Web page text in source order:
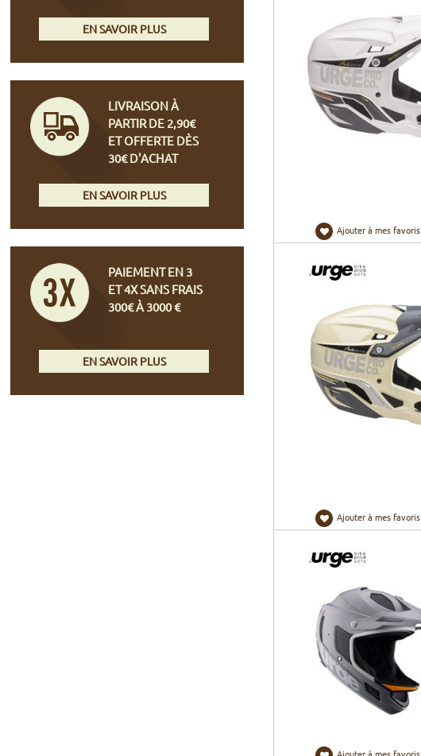
Ajouter à mes favoris
Ajouter à mes favoris
EN SAVOIR PLUS
LIVRAISON À
PARTIR DE 2,90€
ET OFFERTE DÈS
30€ D'ACHAT
EN SAVOIR PLUS
PAIEMENT EN 3
ET 4X SANS FRAIS
300€ À 3000 €
EN SAVOIR PLUS